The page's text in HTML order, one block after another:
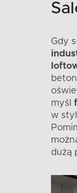
Gdy
myśl
w
dużą